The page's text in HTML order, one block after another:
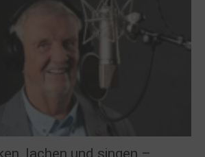
lachen und singen –